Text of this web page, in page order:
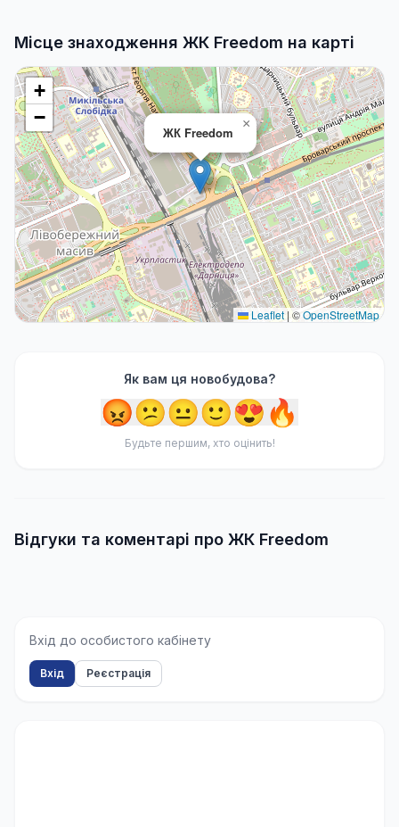
Місце знаходження ЖК Freedom на карті
ЖК Freedom
×
+
−
Leaflet| ©OpenStreetMap
Як вам ця новобудова?
😡😕😐🙂😍🔥
Будьте першим, хто оцінить!
Відгуки та коментарі про ЖК Freedom
Вхід до особистого кабінету
Вхід Реєстрація